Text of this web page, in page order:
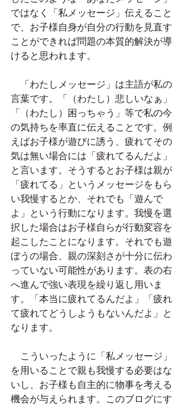
ではなく「私メッセージ」伝えること
で、お子様自身が自分の行動を見直す
ことができれば問題の本質的解決が導
けると思われます。
「わたしメッセージ」は主語が私の
言葉です。「（わたし）悲しいなぁ」
「（わたし）困っちゃう」等で私の今
の気持ちを率直に伝えることです。例
えばお子様が遊びに誘う、疲れてその
気は無い場合には「疲れてるんだよ」
と言います。そうするとお子様は親が
「疲れてる」というメッセージをもら
い我慢するとか、それでも「遊んで
よ」という行動になります。我慢を選
択した場合はお子様自らが行動変容を
起こしたことになります。それでも遊
ぼうの場合、親の深刻さが十分に伝わ
っていない可能性があります。表の右
へ進んで強い表現を繰り返し用いま
す。「本当に疲れてるんだよ」「疲れ
て疲れてどうしようもないんだよ」と
なります。
こういったように「私メッセージ」
を用いることで親も我慢する必要はな
いし、お子様も自主的に物事を考える
機会が与えられます。このブログにす